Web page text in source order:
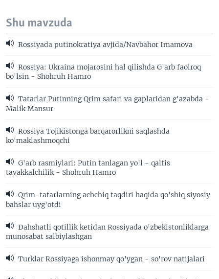
Shu mavzuda
Rossiyada putinokratiya avjida/Navbahor Imamova
Rossiya: Ukraina mojarosini hal qilishda G'arb faolroq
bo'lsin - Shohruh Hamro
Tatarlar Putinning Qrim safari va gaplaridan g'azabda -
Malik Mansur
Rossiya Tojikistonga barqarorlikni saqlashda
ko'maklashmoqchi
G'arb rasmiylari: Putin tanlagan yo'l - qaltis
tavakkalchilik - Shohruh Hamro
Qrim-tatarlarning achchiq taqdiri haqida qo'shiq siyosiy
bahslar uyg'otdi
Dahshatli qotillik ketidan Rossiyada o'zbekistonliklarga
munosabat salbiylashgan
Turklar Rossiyaga ishonmay qo'ygan - so'rov natijalari